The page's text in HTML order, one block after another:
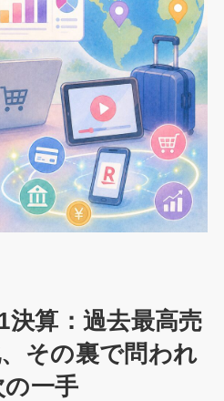
決算：過去最高売
その裏で問われ
一手